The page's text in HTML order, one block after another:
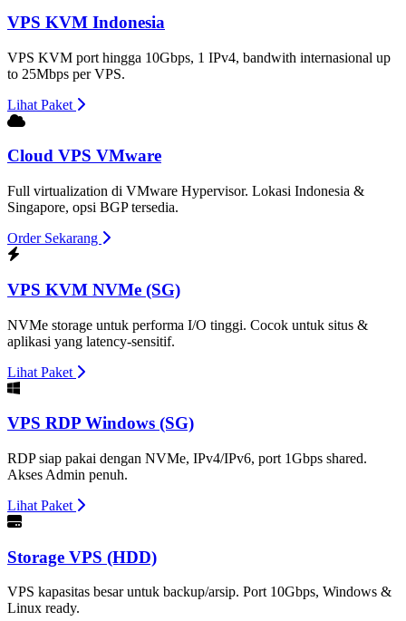
VPS KVM Indonesia
VPS KVM port hingga 10Gbps, 1 IPv4, bandwith internasional up
to 25Mbps per VPS.
Lihat Paket
Cloud VPS VMware
Full virtualization di VMware Hypervisor. Lokasi Indonesia &
Singapore, opsi BGP tersedia.
Order Sekarang
VPS KVM NVMe (SG)
NVMe storage untuk performa I/O tinggi. Cocok untuk situs &
aplikasi yang latency-sensitif.
Lihat Paket
VPS RDP Windows (SG)
RDP siap pakai dengan NVMe, IPv4/IPv6, port 1Gbps shared.
Akses Admin penuh.
Lihat Paket
Storage VPS (HDD)
VPS kapasitas besar untuk backup/arsip. Port 10Gbps, Windows &
Linux ready.